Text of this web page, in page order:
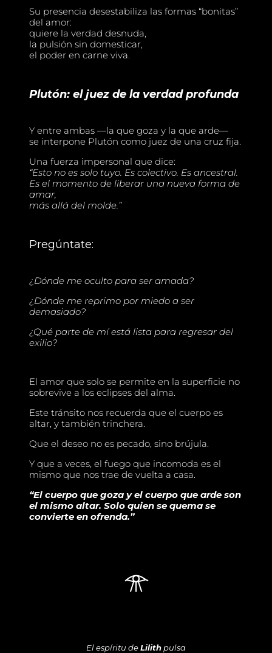
Su presencia desestabiliza las formas “bonitas”
del amor:
quiere la verdad desnuda,
la pulsión sin domesticar,
el poder en carne viva.
Plutón: el juez de la verdad profunda
Y entre ambas —la que goza y la que arde—
se interpone Plutón como juez de una cruz fija.
Una fuerza impersonal que dice:
“Esto no es solo tuyo. Es colectivo. Es ancestral.
Es el momento de liberar una nueva forma de
amar,
más allá del molde.”
Pregúntate:
¿Dónde me oculto para ser amada?
¿Dónde me reprimo por miedo a ser
demasiado?
¿Qué parte de mí está lista para regresar del
exilio?
El amor que solo se permite en la superficie no
sobrevive a los eclipses del alma.
Este tránsito nos recuerda que el cuerpo es
altar, y también trinchera.
Que el deseo no es pecado, sino brújula.
Y que a veces, el fuego que incomoda es el
mismo que nos trae de vuelta a casa.
“El cuerpo que goza y el cuerpo que arde son
el mismo altar. Solo quien se quema se
convierte en ofrenda.”
𓁿
El espíritu deLilith pulsa